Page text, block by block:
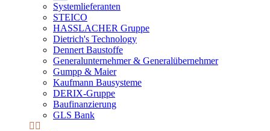
Systemlieferanten
STEICO
HASSLACHER Gruppe
Dietrich's Technology
Dennert Baustoffe
Generalunternehmer & Generalübernehmer
Gumpp & Maier
Kaufmann Bausysteme
DERIX-Gruppe
Baufinanzierung
GLS Bank